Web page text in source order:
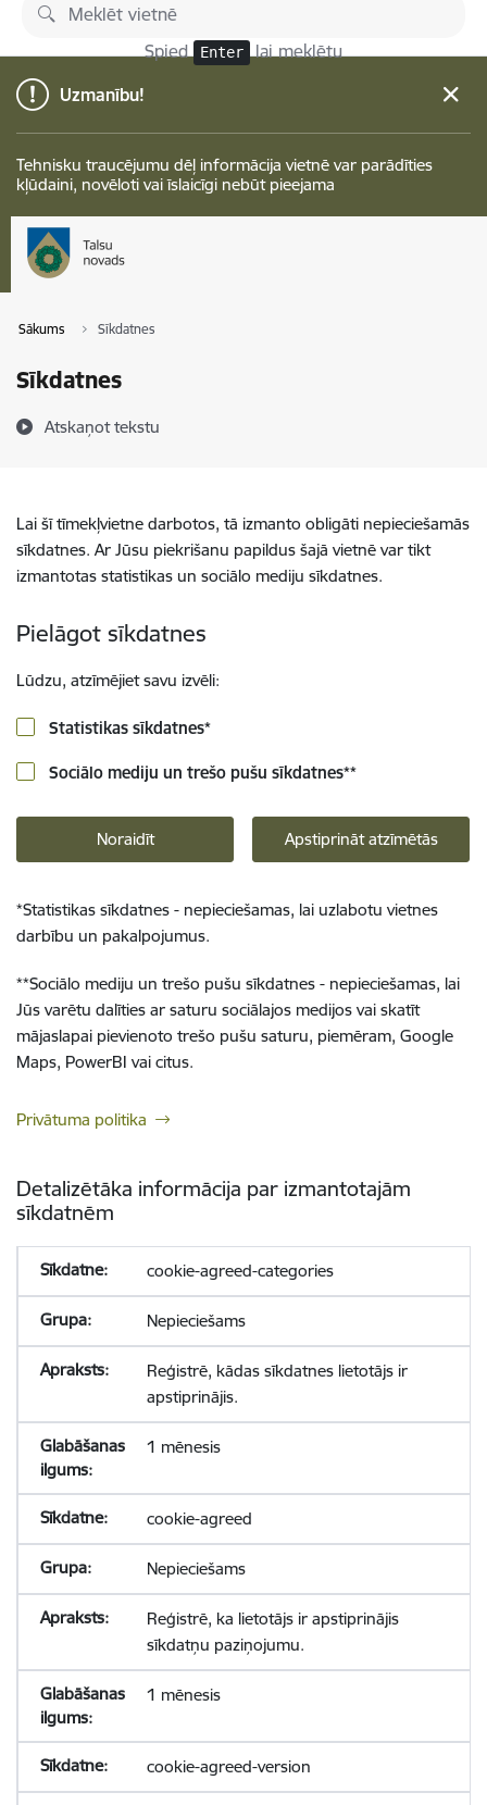
Pāriet uz lapas saturu
Spied Enter lai meklētu
Uzmanību!
Tehnisku traucējumu dēļ informācija vietnē var parādīties
kļūdaini, novēloti vai īslaicīgi nebūt pieejama
Sākums Sīkdatnes
Sīkdatnes
Atskaņot tekstu
Lai šī tīmekļvietne darbotos, tā izmanto obligāti nepieciešamās
sīkdatnes. Ar Jūsu piekrišanu papildus šajā vietnē var tikt
izmantotas statistikas un sociālo mediju sīkdatnes.
Pielāgot sīkdatnes
Lūdzu, atzīmējiet savu izvēli:
Statistikas sīkdatnes*
Sociālo mediju un trešo pušu sīkdatnes**
Noraidīt Apstiprināt atzīmētās
*Statistikas sīkdatnes - nepieciešamas, lai uzlabotu vietnes
darbību un pakalpojumus.
**Sociālo mediju un trešo pušu sīkdatnes - nepieciešamas, lai
Jūs varētu dalīties ar saturu sociālajos medijos vai skatīt
mājaslapai pievienoto trešo pušu saturu, piemēram, Google
Maps, PowerBI vai citus.
Privātuma politika
Detalizētāka informācija par izmantotajām
sīkdatnēm
cookie-agreed-categories
Nepieciešams
Reģistrē, kādas sīkdatnes lietotājs ir
apstiprinājis.
1 mēnesis
cookie-agreed
Nepieciešams
Reģistrē, ka lietotājs ir apstiprinājis
sīkdatņu paziņojumu.
1 mēnesis
cookie-agreed-version